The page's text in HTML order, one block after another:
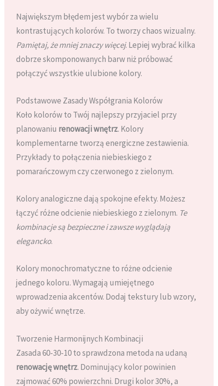
Największym błędem jest wybór za wielu
kontrastujących kolorów. To tworzy chaos wizualny.
Pamiętaj, że mniej znaczy więcej. Lepiej wybrać kilka
dobrze skomponowanych barw niż próbować
połączyć wszystkie ulubione kolory.
Podstawowe Zasady Współgrania Kolorów
Koło kolorów to Twój najlepszy przyjaciel przy
planowaniu renowacji wnętrz. Kolory
komplementarne tworzą energiczne zestawienia.
Przykłady to połączenia niebieskiego z
pomarańczowym czy czerwonego z zielonym.
Kolory analogiczne dają spokojne efekty. Możesz
łączyć różne odcienie niebieskiego z zielonym. Te
kombinacje są bezpieczne i zawsze wyglądają
elegancko.
Kolory monochromatyczne to różne odcienie
jednego koloru. Wymagają umiejętnego
wprowadzenia akcentów. Dodaj tekstury lub wzory,
aby ożywić wnętrze.
Tworzenie Harmonijnych Kombinacji
Zasada 60-30-10 to sprawdzona metoda na udaną
renowację wnętrz. Dominujący kolor powinien
zajmować 60% powierzchni. Drugi kolor 30%, a